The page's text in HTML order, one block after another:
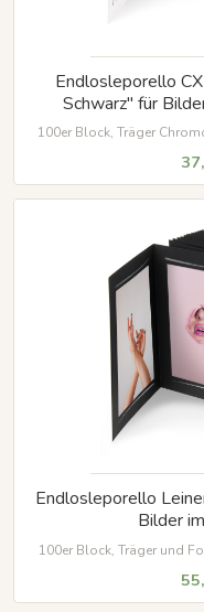
Endlosleporello
Schwarz" für
100er Block, Träger
Endlosleporello
Bilder
100er Block, Träger und